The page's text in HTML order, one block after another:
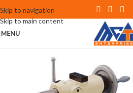
Skip to navigation
Skip to main content
MENU